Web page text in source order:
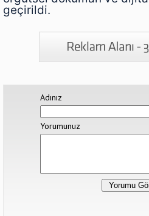
geçirildi.
Adınız
Yorumunuz